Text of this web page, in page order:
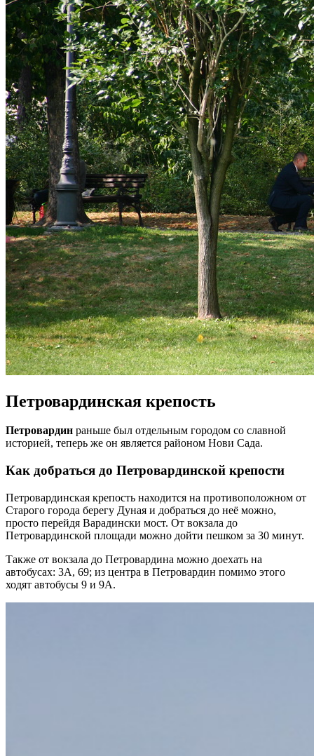
Петровардинская крепость
Петровардин раньше был отдельным городом со славной
историей, теперь же он является районом Нови Сада.
Как добраться до Петровардинской крепости
Петровардинская крепость находится на противоположном от
Старого города берегу Дуная и добраться до неё можно,
просто перейдя Варадински мост. От вокзала до
Петровардинской площади можно дойти пешком за 30 минут.
Также от вокзала до Петровардина можно доехать на
автобусах: 3А, 69; из центра в Петровардин помимо этого
ходят автобусы 9 и 9А.